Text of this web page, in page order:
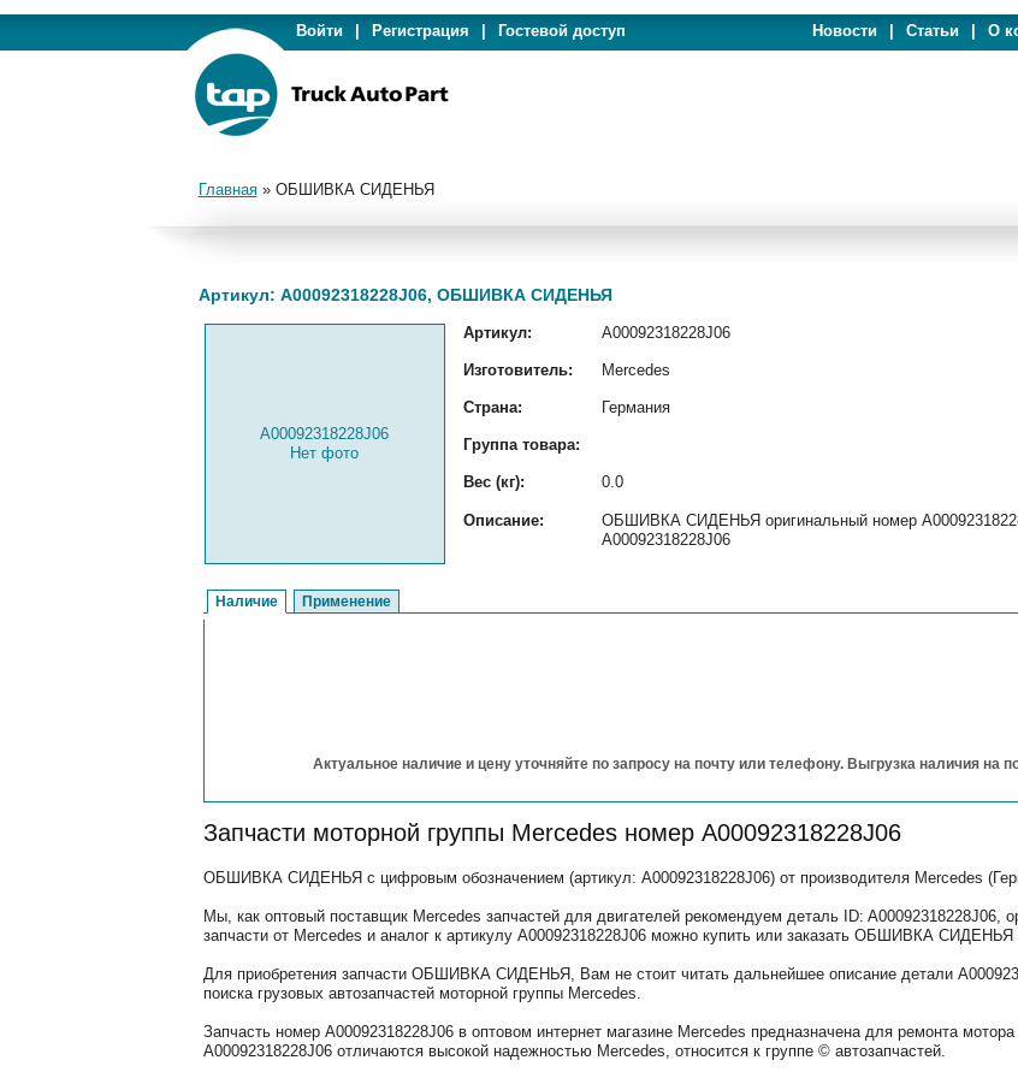
Войти Регистрация Гостевой доступ Новости Статьи О
Главная» ОБШИВКА СИДЕНЬЯ
Артикул: A00092318228J06, ОБШИВКА СИДЕНЬЯ
A00092318228J06
Нет фото
Артикул: A00092318228J06
Изготовитель: Mercedes
Страна: Германия
Группа товара:
Вес (кг): 0.0
Описание:
ОБШИВКА СИДЕНЬЯ оригинальный номер
A00092318228J06
Наличие Применение
Актуальное наличие и цену уточняйте по запросу на почту или телефону. Выгрузка наличия на
Запчасти моторной группы Mercedes номер A00092318228J06
ОБШИВКА СИДЕНЬЯ с цифровым обозначением (артикул: A00092318228J06) от производителя Mercedes
Мы, как оптовый поставщик Mercedes запчастей для двигателей рекомендуем деталь ID: A00092318228J06,
запчасти от Mercedes и аналог к артикулу A00092318228J06 можно купить или заказать ОБШИВКА СИДЕНЬЯ
Для приобретения запчасти ОБШИВКА СИДЕНЬЯ, Вам не стоит читать дальнейшее описание детали
поиска грузовых автозапчастей моторной группы Mercedes.
Запчасть номер A00092318228J06 в оптовом интернет магазине Mercedes предназначена для ремонта
A00092318228J06 отличаются высокой надежностью Mercedes, относится к группе © автозапчастей.